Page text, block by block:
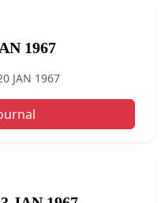
1967
JAN 1967